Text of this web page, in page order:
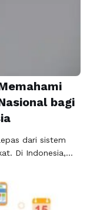
bagi
dari sistem
Di Indonesia,
Padahal,
Nasional
refleksi besar